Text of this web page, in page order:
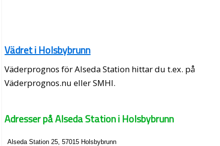
Vädret i Holsbybrunn
Väderprognos för Alseda Station hittar du t.ex. på
Väderprognos.nu eller SMHI.
Adresser på Alseda Station i Holsbybrunn
Alseda Station 25, 57015 Holsbybrunn